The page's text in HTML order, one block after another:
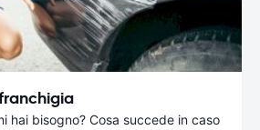
hai bisogno? Cosa succede in caso